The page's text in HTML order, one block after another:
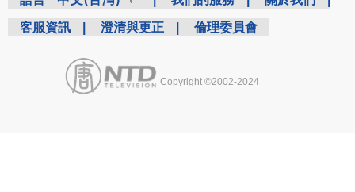
客服資訊 澄清與更正 倫理委員會
Copyright ©2002-2024